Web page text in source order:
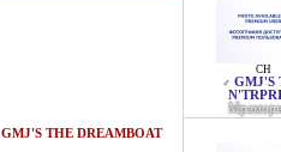
GMJ'S THE DREAMBOAT
CH
♂ GMJ'S